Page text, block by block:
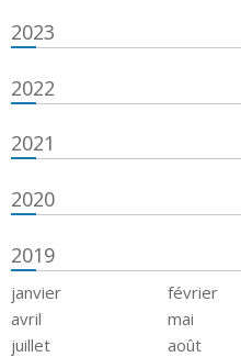
2023
2022
2021
2020
2019
janvier février
avril
mai
juillet
août